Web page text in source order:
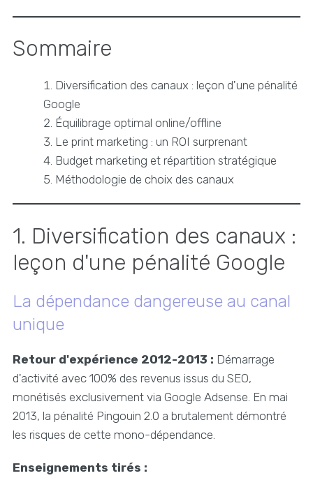
Sommaire
Diversification des canaux : leçon d'une pénalité
Google
Équilibrage optimal online/offline
Le print marketing : un ROI surprenant
Budget marketing et répartition stratégique
Méthodologie de choix des canaux
1. Diversification des canaux :
leçon d'une pénalité Google
La dépendance dangereuse au canal
unique
Retour d'expérience 2012-2013 : Démarrage
d'activité avec 100% des revenus issus du SEO,
monétisés exclusivement via Google Adsense. En mai
2013, la pénalité Pingouin 2.0 a brutalement démontré
les risques de cette mono-dépendance.
Enseignements tirés :